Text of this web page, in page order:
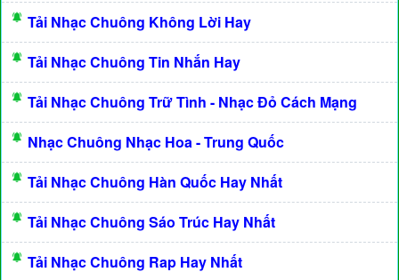
Tải Nhạc Chuông Không Lời Hay
Tải Nhạc Chuông Tin Nhắn Hay
Tải Nhạc Chuông Trữ Tình - Nhạc Đỏ Cách Mạng
Nhạc Chuông Nhạc Hoa - Trung Quốc
Tải Nhạc Chuông Hàn Quốc Hay Nhất
Tải Nhạc Chuông Sáo Trúc Hay Nhất
Tải Nhạc Chuông Rap Hay Nhất